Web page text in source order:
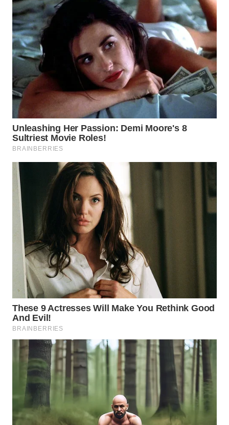
WN
NUSANTARA
WN
JOGJA
WN
JATIM
WN
BALI
WN
KALTENG
WN
KALTARA
WN
KALSEL
WN
KALTIM
WN
SULSEL
WN
GORONTALO